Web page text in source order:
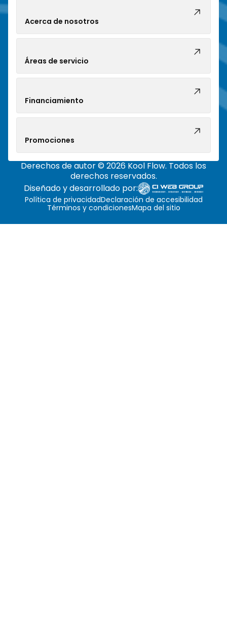
Acerca de nosotros
Áreas de servicio
Financiamiento
Promociones
Derechos de autor © 2026 Kool Flow. Todos los
derechos reservados.
Diseñado y desarrollado por:
Política de privacidadDeclaración de accesibilidad
Términos y condicionesMapa del sitio